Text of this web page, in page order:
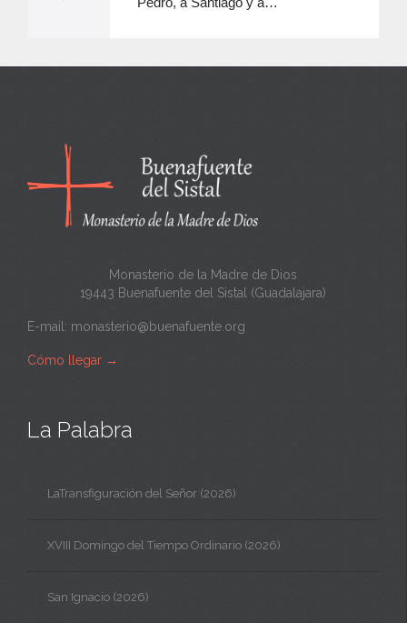
n
a
Monasterio de la Madre de Dios
19443 Buenafuente del Sistal (Guadalajara)
E-mail: monasterio@buenafuente.org
Cómo llegar →
La Palabra
LaTransfiguración del Señor (2026)
XVIII Domingo del Tiempo Ordinario (2026)
San Ignacio (2026)